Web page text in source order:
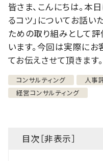
皆さま、こんにちは。本
るコツ」についてお話い
ための取り組みとして
います。今回は実際に
てお伝えさせて頂きます。
コンサルティング
人事
経営コンサルティング
目次［非表示］